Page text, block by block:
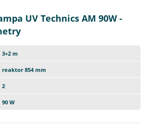
UV Technics AM 90W -
3+2 m
reaktor 854 mm
2
90 W